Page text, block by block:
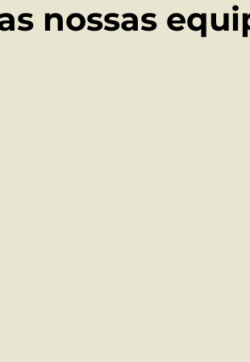
nossas